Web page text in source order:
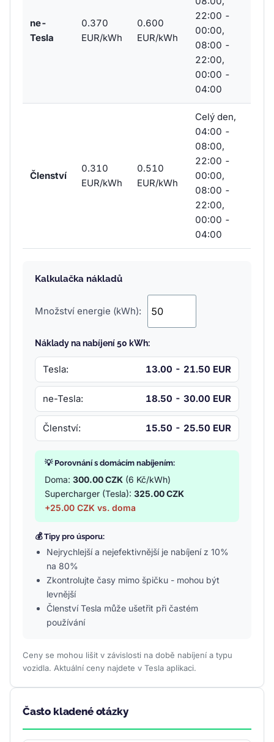
ne-
Tesla
0.370
EUR/kWh
0.600
EUR/kWh
22:00 -
00:00,
08:00 -
22:00,
00:00 -
04:00
Členství
0.310
EUR/kWh
0.510
EUR/kWh
Celý den,
04:00 -
08:00,
22:00 -
00:00,
08:00 -
22:00,
00:00 -
04:00
Kalkulačka nákladů
Množství energie (kWh):
Náklady na nabíjení 50 kWh:
Tesla: 13.00 - 21.50 EUR
ne-Tesla: 18.50 - 30.00 EUR
Členství: 15.50 - 25.50 EUR
💡 Porovnání s domácím nabíjením:
Doma: 300.00 CZK (6 Kč/kWh)
Supercharger (Tesla): 325.00 CZK
+25.00 CZK vs. doma
💰 Tipy pro úsporu:
Nejrychlejší a nejefektivnější je nabíjení z 10%
na 80%
Zkontrolujte časy mimo špičku - mohou být
levnější
Členství Tesla může ušetřit při častém
používání
Ceny se mohou lišit v závislosti na době nabíjení a typu
vozidla. Aktuální ceny najdete v Tesla aplikaci.
Často kladené otázky